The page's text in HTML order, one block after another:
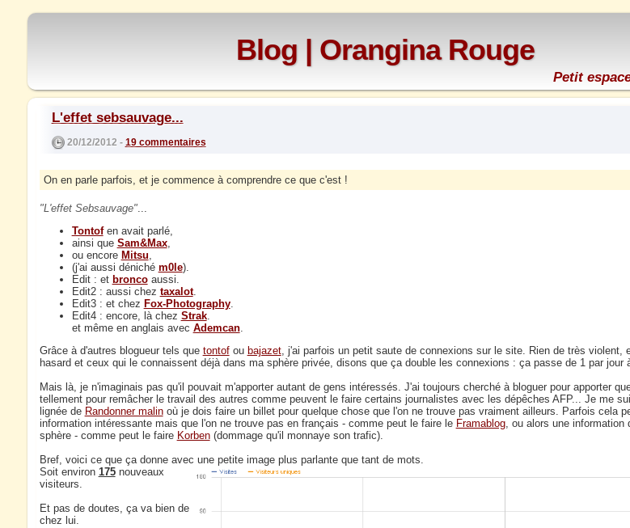
Blog | Orangina Rouge
Petit
L'effet sebsauvage...
20/12/2012 - 19 commentaires
On en parle parfois, et je commence à comprendre ce que c'est !
L'effet Sebsauvage ...
Tontof en avait parlé,
ainsi que Sam&Max,
ou encore Mitsu,
(j'ai aussi déniché m0le).
Edit : et broncoaussi.
Edit2 : aussi chez taxalot.
Edit3 : et chez Fox-Photography.
Edit4 : encore, là chez Strak.
et même en anglais avec Ademcan.
Grâce à d'autres blogueur tels que tontofou bajazet, j'ai parfois un petit saute de connexions sur le site. Rien de très violent,
hasard et ceux qui le connaissent déjà dans ma sphère privée, disons que ça double les connexions : ça passe de 1 par jour
Mais là, je n'imaginais pas qu'il pouvait m'apporter autant de gens intéressés. J'ai toujours cherché à bloguer pour apporter
tellement pour remâcher le travail des autres comme peuvent le faire certains journalistes avec les dépêches AFP... Je me
lignée de Randonner malinoù je dois faire un billet pour quelque chose que l'on ne trouve pas vraiment ailleurs. Parfois cela
information intéressante mais que l'on ne trouve pas en français - comme peut le faire le Framablog, ou alors une information
sphère - comme peut le faire Korben(dommage qu'il monnaye son trafic).
Bref, voici ce que ça donne avec une petite image plus parlante que tant de mots.
Soit environ 175nouveaux
visiteurs.
Et pas de doutes, ça va bien de
chez lui.